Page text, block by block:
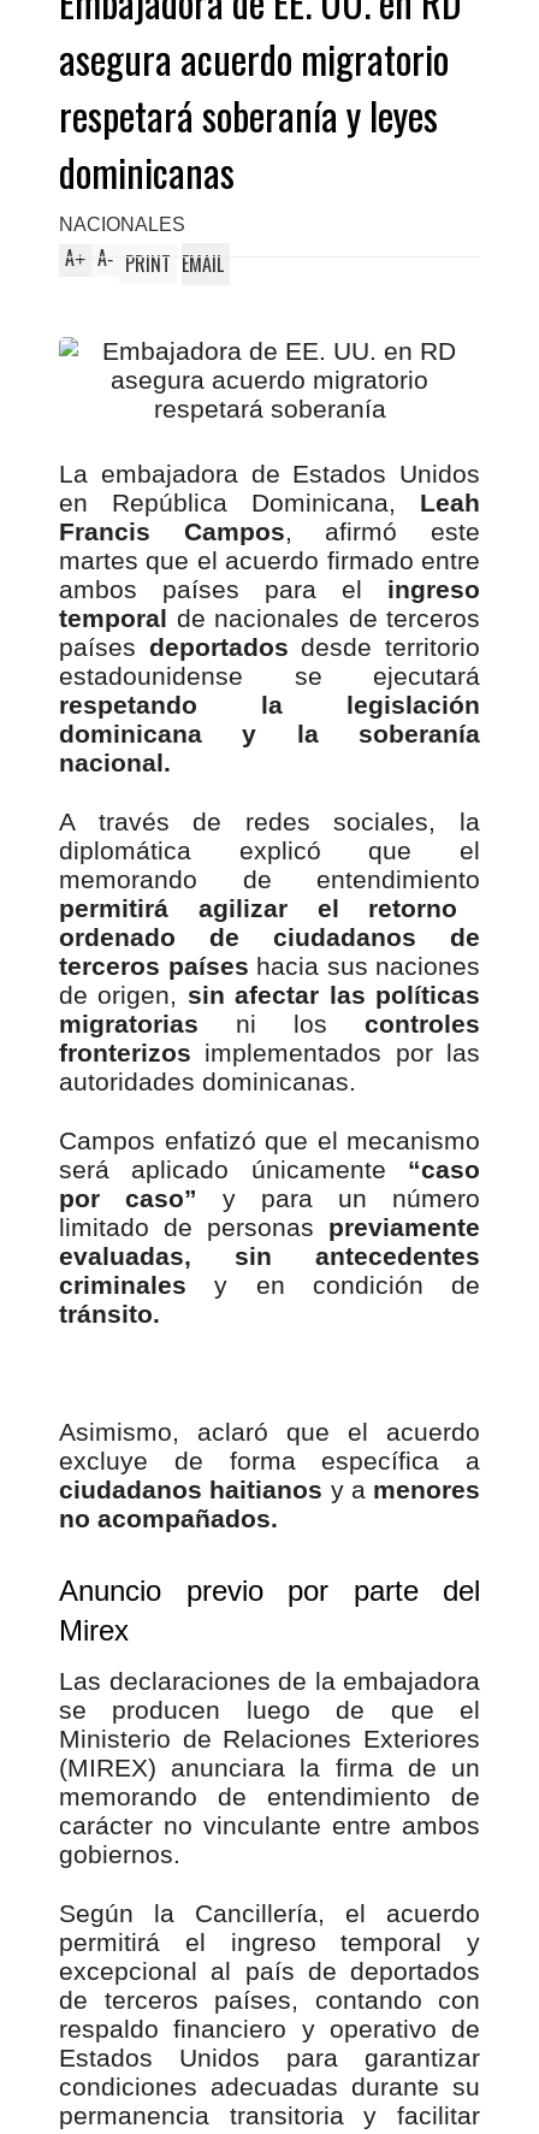
asegura acuerdo migratorio
respetará soberanía y leyes
dominicanas
NACIONALES
A+ A- PRINT EMAIL
La embajadora de Estados Unidos
en República Dominicana,
Leah
Francis Campos, afirmó este
martes que el acuerdo firmado entre
ambos países para el ingreso
temporal de nacionales de terceros
países deportados desde territorio
estadounidense se ejecutará
respetando la legislación
dominicana y la soberanía
nacional.
A través de redes sociales, la
diplomática explicó que el
memorando de entendimiento
permitirá agilizar el retorno
ordenado de ciudadanos de
terceros países hacia sus naciones
de origen, sin afectar las políticas
migratorias ni los controles
fronterizos implementados por las
autoridades dominicanas.
Campos enfatizó que el mecanismo
será aplicado únicamente “caso
por caso” y para un número
limitado de personas previamente
evaluadas,
sin antecedentes
criminales y en condición de
tránsito.
Asimismo, aclaró que el acuerdo
excluye de forma específica a
ciudadanos haitianos y a menores
no acompañados.
Anuncio previo por parte del
Mirex
Las declaraciones de la embajadora
se producen luego de que el
Ministerio de Relaciones Exteriores
(MIREX) anunciara la firma de un
memorando de entendimiento de
carácter no vinculante entre ambos
gobiernos.
Según la Cancillería, el acuerdo
permitirá el ingreso temporal y
excepcional al país de deportados
de terceros países, contando con
respaldo financiero y operativo de
Estados Unidos para garantizar
condiciones adecuadas durante su
permanencia transitoria y facilitar